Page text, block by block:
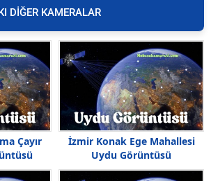
DİĞER KAMERALAR
Çayır
İzmir Konak Ege Mahallesi
Uydu Görüntüsü